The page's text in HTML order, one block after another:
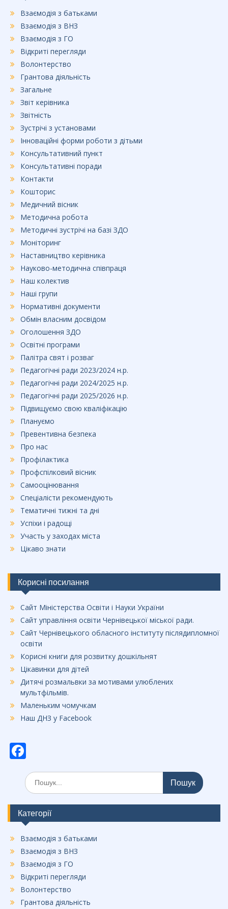
Взаємодія з батьками
Взаємодія з ВНЗ
Взаємодія з ГО
Відкриті перегляди
Волонтерство
Грантова діяльність
Загальне
Звіт керівника
Звітність
Зустрічі з установами
Інноваційні форми роботи з дітьми
Консультативний пункт
Консультативні поради
Контакти
Кошторис
Медичний вісник
Методична робота
Методичні зустрічі на базі ЗДО
Моніторинг
Наставництво керівника
Науково-методична співпраця
Наш колектив
Наші групи
Нормативні документи
Обмін власним досвідом
Оголошення ЗДО
Освітні програми
Палітра свят і розваг
Педагогічні ради 2023/2024 н.р.
Педагогічні ради 2024/2025 н.р.
Педагогічні ради 2025/2026 н.р.
Підвищуємо свою кваліфікацію
Плануємо
Превентивна безпека
Про нас
Профілактика
Профспілковий вісник
Самооцінювання
Спеціалісти рекомендують
Тематичні тижні та дні
Успіхи і радощі
Участь у заходах міста
Цікаво знати
Корисні посилання
Сайт Міністерства Освіти і Науки України
Сайт управління освіти Чернівецької міської ради.
Сайт Чернівецького обласного інституту післядипломної
освіти
Корисні книги для розвитку дошкільнят
Цікавинки для дітей
Дитячі розмальвки за мотивами улюблених
мультфільмів.
Маленьким чомучкам
Наш ДНЗ у Facebook
ac
e
b
o
o
k
Шукати:
Категорії
Взаємодія з батьками
Взаємодія з ВНЗ
Взаємодія з ГО
Відкриті перегляди
Волонтерство
Грантова діяльність